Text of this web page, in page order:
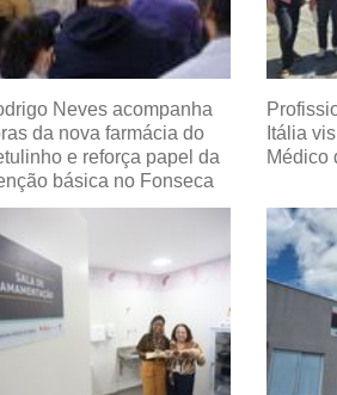
Neves acompanha
da nova farmácia do
e reforça papel da
básica no Fonseca
Itália
Médico